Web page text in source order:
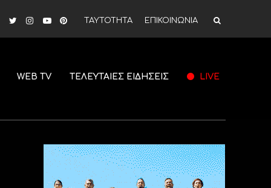
ΤΑΥΤΟΤΗΤΑ ΕΠΙΚΟΙΝΩΝΙΑ
WEB TV ΤΕΛΕΥΤΑΙΕΣ ΕΙΔΗΣΕΙΣ LIVE